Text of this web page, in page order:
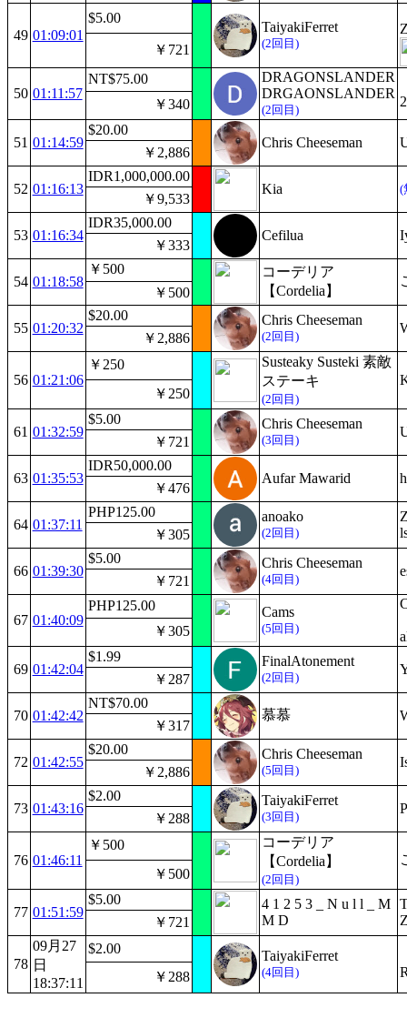
49 01:09:01
$5.00
TaiyakiFerret
(2回目)
￥721
50 01:11:57
NT$75.00
DRAGONSLANDER
DRGAONSLANDER
(2回目)
￥340
51 01:14:59
$20.00
Chris Cheeseman
￥2,886
52 01:16:13
IDR1,000,000.00
Kia
(
￥9,533
53 01:16:34
IDR35,000.00
Cefilua
￥333
54 01:18:58
￥500
コーデリア
【Cordelia】
￥500
55 01:20:32
$20.00 Chris Cheeseman
(2回目)
￥2,886
56 01:21:06
￥250
Susteaky Susteki 素敵
ステーキ
(2回目)
￥250
61 01:32:59
$5.00 Chris Cheeseman
(3回目)
￥721
63 01:35:53
IDR50,000.00
Aufar Mawarid
￥476
64 01:37:11
PHP125.00 anoako
(2回目)
￥305
66 01:39:30
$5.00 Chris Cheeseman
(4回目)
￥721
67 01:40:09
PHP125.00 Cams
(5回目)
￥305
69 01:42:04
$1.99 FinalAtonement
(2回目)
￥287
70 01:42:42
NT$70.00
慕慕
￥317
72 01:42:55
$20.00 Chris Cheeseman
(5回目)
￥2,886
73 01:43:16
$2.00 TaiyakiFerret
(3回目)
￥288
76 01:46:11
￥500
コーデリア
【Cordelia】
(2回目)
￥500
77 01:51:59
$5.00
4 1 2 5 3 _ N u l l _ M
M D
￥721
78
09月27
日
18:37:11
$2.00 TaiyakiFerret
(4回目)
￥288